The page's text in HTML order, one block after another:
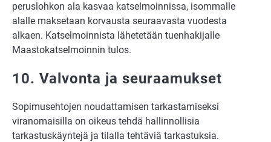
peruslohkon ala kasvaa katselmoinnissa, isommalle
alalle maksetaan korvausta seuraavasta vuodesta
alkaen. Katselmoinnista lähetetään tuenhakijalle
Maastokatselmoinnin tulos.
10. Valvonta ja seuraamukset
Sopimusehtojen noudattamisen tarkastamiseksi
viranomaisilla on oikeus tehdä hallinnollisia
tarkastuskäyntejä ja tilalla tehtäviä tarkastuksia.